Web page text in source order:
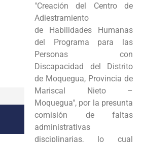
"Creación del Centro de
Adiestramiento
de Habilidades Humanas
del Programa para las
Personas con
Discapacidad del Distrito
de Moquegua, Provincia de
Mariscal Nieto –
Moquegua", por la presunta
comisión de faltas
administrativas
disciplinarias, lo cual